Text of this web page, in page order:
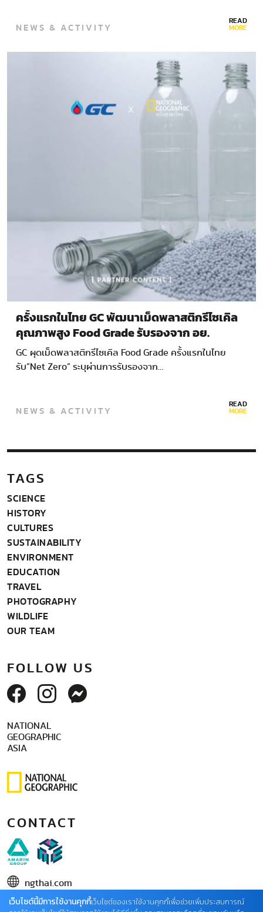
NEWS & ACTIVITY READ
MORE
ครั้งแรกในไทย GC พัฒนาเม็ดพลาสติกรีไซเคิล
คุณภาพสูง Food Grade รับรองจาก อย.
GC ผุดเม็ดพลาสติกรีไซเคิล Food Grade ครั้งแรกในไทย
รับ”Net Zero” ระบุผ่านการรับรองจาก…
NEWS & ACTIVITY READ
MORE
TAGS
SCIENCE
HISTORY
CULTURES
SUSTAINABILITY
ENVIRONMENT
EDUCATION
TRAVEL
PHOTOGRAPHY
WILDLIFE
OUR TEAM
FOLLOW US
NATIONAL
GEOGRAPHIC
ASIA
CONTACT
ngthai.com
บริษัท เอเอ็มอี อิมเมจิเนทีฟ จำกัด
เว็บไซต์นี้มีการใช้งานคุกกี้เว็บไซต์ของเราใช้งานคุกกี้เพื่อช่วยเพิ่มประสบการณ์